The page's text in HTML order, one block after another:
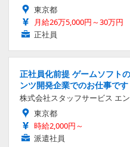
東京都
月給26万5,000円～30万円
正社員
正社員化前提 ゲームソフト
ンツ開発企業でのお仕事です
株式会社スタッフサービス エ
東京都
時給2,000円～
派遣社員